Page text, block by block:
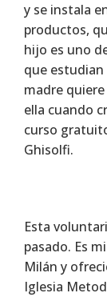
y se instala
productos,
hijo es uno
que estudian
madre
ella cuando
curso
Ghisolfi.
Esta
pasado. Es
Milán y
Iglesia